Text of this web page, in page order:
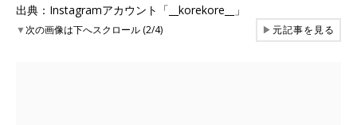
出典：Instagramアカウント「__korekore__」
▼次の画像は下へスクロール (2/4) ▶元記事を見る